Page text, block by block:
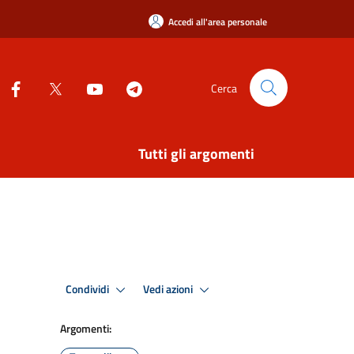
Accedi all'area personale
Cerca
Tutti gli argomenti
Condividi Vedi azioni
Argomenti: